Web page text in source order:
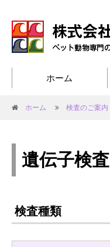
ホーム
ホーム 検査のご案内
遺伝子検査
検査種類